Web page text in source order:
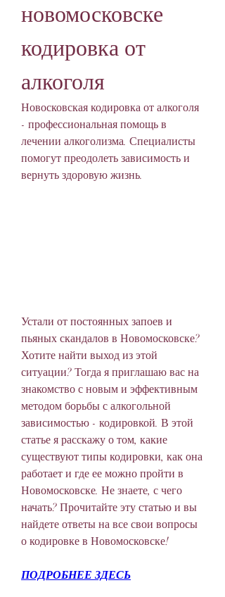
новомосковске
кодировка от
алкоголя
Новосковская кодировка от алкоголя
- профессиональная помощь в
лечении алкоголизма. Специалисты
помогут преодолеть зависимость и
вернуть здоровую жизнь.
Устали от постоянных запоев и
пьяных скандалов в Новомосковске?
Хотите найти выход из этой
ситуации? Тогда я приглашаю вас на
знакомство с новым и эффективным
методом борьбы с алкогольной
зависимостью - кодировкой. В этой
статье я расскажу о том, какие
существуют типы кодировки, как она
работает и где ее можно пройти в
Новомосковске. Не знаете, с чего
начать? Прочитайте эту статью и вы
найдете ответы на все свои вопросы
о кодировке в Новомосковске!
ПОДРОБНЕЕ ЗДЕСЬ